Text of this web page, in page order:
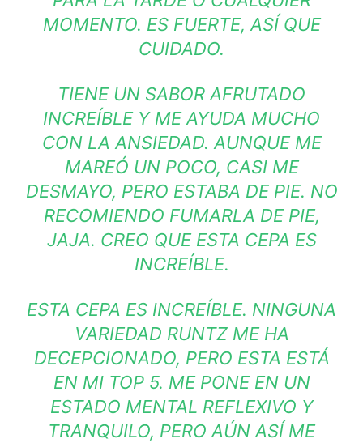
MOMENTO. ES FUERTE, ASÍ QUE
CUIDADO.
TIENE UN SABOR AFRUTADO
INCREÍBLE Y ME AYUDA MUCHO
CON LA ANSIEDAD. AUNQUE ME
MAREÓ UN POCO, CASI ME
DESMAYO, PERO ESTABA DE PIE. NO
RECOMIENDO FUMARLA DE PIE,
JAJA. CREO QUE ESTA CEPA ES
INCREÍBLE.
ESTA CEPA ES INCREÍBLE. NINGUNA
VARIEDAD RUNTZ ME HA
DECEPCIONADO, PERO ESTA ESTÁ
EN MI TOP 5. ME PONE EN UN
ESTADO MENTAL REFLEXIVO Y
TRANQUILO, PERO AÚN ASÍ ME